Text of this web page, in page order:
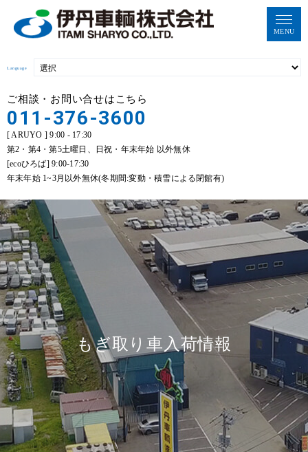
MENU
Language
ご相談・お問い合せはこちら
011-376-3600
[ ARUYO ] 9:00 - 17:30
第2・第4・第5土曜日、日祝・年末年始 以外無休
[ecoひろば] 9:00-17:30
年末年始 1~3月以外無休(冬期間:変動・積雪による閉館有)
もぎ取り車入荷情報